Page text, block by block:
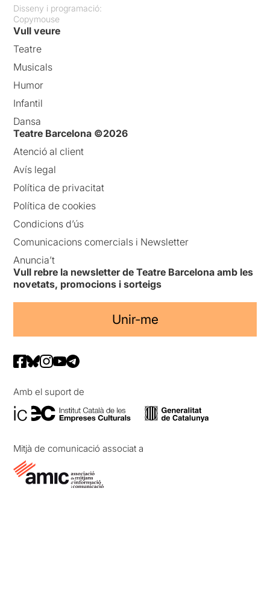
Disseny i programació:
Copymouse
Vull veure
Teatre
Musicals
Humor
Infantil
Dansa
Teatre Barcelona ©2026
Atenció al client
Avís legal
Política de privacitat
Política de cookies
Condicions d’ús
Comunicacions comercials i Newsletter
Anuncia’t
Vull rebre la newsletter de Teatre Barcelona amb les
novetats, promocions i sorteigs
Unir-me
Amb el suport de
Mitjà de comunicació associat a